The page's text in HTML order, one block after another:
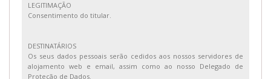
LEGITIMAÇÃO
Consentimento do titular.
DESTINATÁRIOS
Os seus dados pessoais serão cedidos aos nossos servidores de
alojamento web e email, assim como ao nosso Delegado de
Proteção de Dados.